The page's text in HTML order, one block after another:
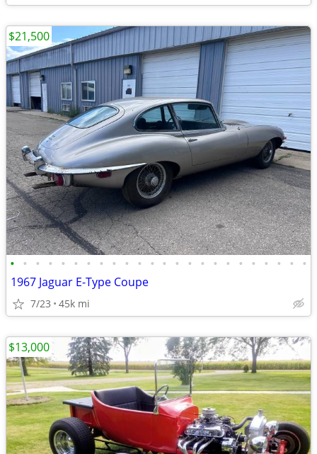
• • • • • • • • • • • • • • • • • • • • • • • •
1967 Jaguar E-Type Coupe
7/23 45k mi
$21,500
$13,000